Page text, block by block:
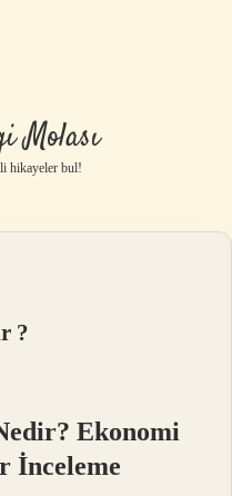
Molası
hikayeler bul!
?
Ekonomi
İnceleme